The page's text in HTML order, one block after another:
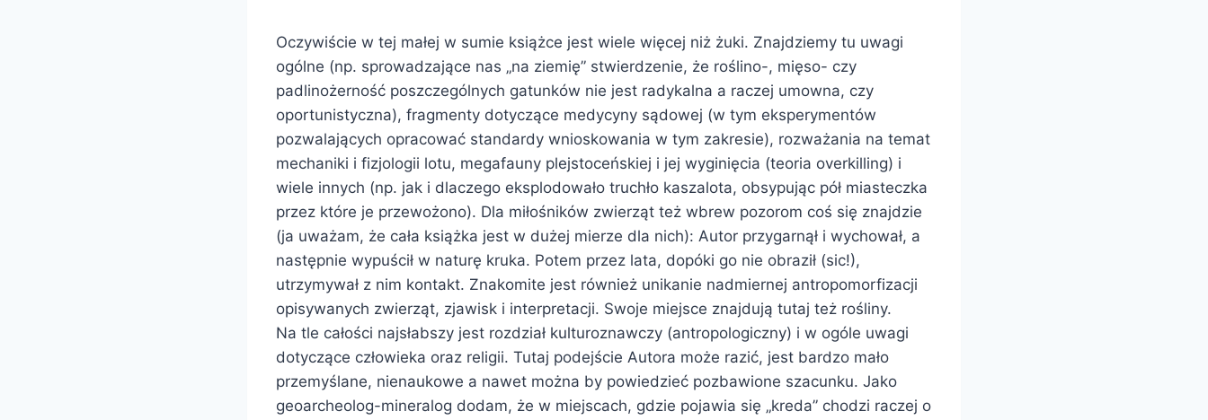
Oczywiście w tej małej w sumie książce jest wiele więcej niż żuki. Znajdziemy tu uwagi
ogólne (np. sprowadzające nas „na ziemię” stwierdzenie, że roślino-, mięso- czy
padlinożerność poszczególnych gatunków nie jest radykalna a raczej umowna, czy
oportunistyczna), fragmenty dotyczące medycyny sądowej (w tym eksperymentów
pozwalających opracować standardy wnioskowania w tym zakresie), rozważania na temat
mechaniki i fizjologii lotu, megafauny plejstoceńskiej i jej wyginięcia (teoria overkilling) i
wiele innych (np. jak i dlaczego eksplodowało truchło kaszalota, obsypując pół miasteczka
przez które je przewożono). Dla miłośników zwierząt też wbrew pozorom coś się znajdzie
(ja uważam, że cała książka jest w dużej mierze dla nich): Autor przygarnął i wychował, a
następnie wypuścił w naturę kruka. Potem przez lata, dopóki go nie obraził (sic!),
utrzymywał z nim kontakt. Znakomite jest również unikanie nadmiernej antropomorfizacji
opisywanych zwierząt, zjawisk i interpretacji. Swoje miejsce znajdują tutaj też rośliny.
Na tle całości najsłabszy jest rozdział kulturoznawczy (antropologiczny) i w ogóle uwagi
dotyczące człowieka oraz religii. Tutaj podejście Autora może razić, jest bardzo mało
przemyślane, nienaukowe a nawet można by powiedzieć pozbawione szacunku. Jako
geoarcheolog-mineralog dodam, że w miejscach, gdzie pojawia się „kreda” chodzi raczej o